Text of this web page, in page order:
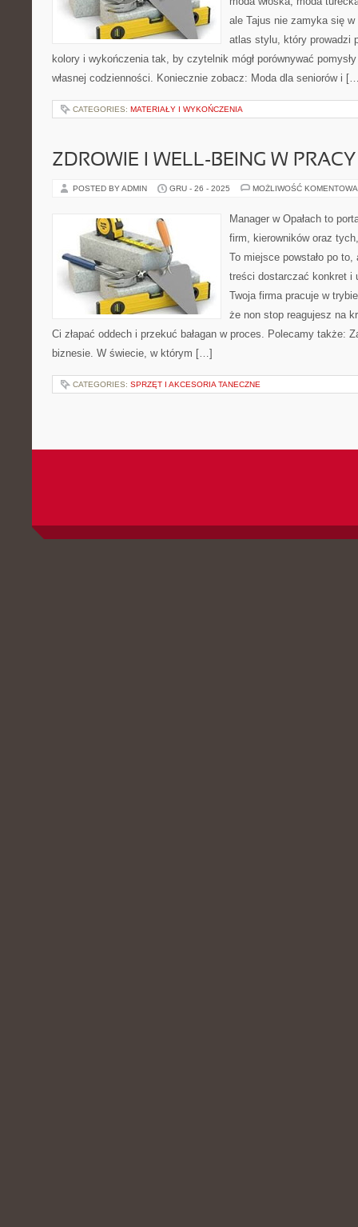
ale Tajus nie zamyka się
atlas stylu, który prowadzi
kolory i wykończenia tak, by czytelnik mógł porównywać
własnej codzienności. Koniecznie zobacz: Moda dla seniorów i
CATEGORIES: MATERIAŁY I WYKOŃCZENIA
ZDROWIE I WELL-BEING W PRACY
POSTED BY ADMIN GRU - 26 - 2025 MOŻLIWOŚĆ
Manager w Opałach to
firm, kierowników oraz
To miejsce powstało po
treści dostarczać konkret i
Twoja firma pracuje w
że non stop reagujesz na
Ci złapać oddech i przekuć bałagan w proces. Polecamy także:
biznesie. W świecie, w którym […]
CATEGORIES: SPRZĘT I AKCESORIA TANECZNE